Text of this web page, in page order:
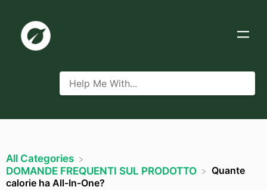
All Categories
​DOMANDE FREQUENTI SUL PRODOTTO
Quante
calorie ha All-In-One?